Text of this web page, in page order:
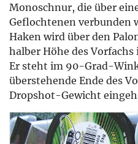
Monoschnur, die über
Geflochtenen verbunden
Haken wird über den
halber Höhe des
Er steht im 90-Grad-
überstehende Ende des
Dropshot-Gewicht